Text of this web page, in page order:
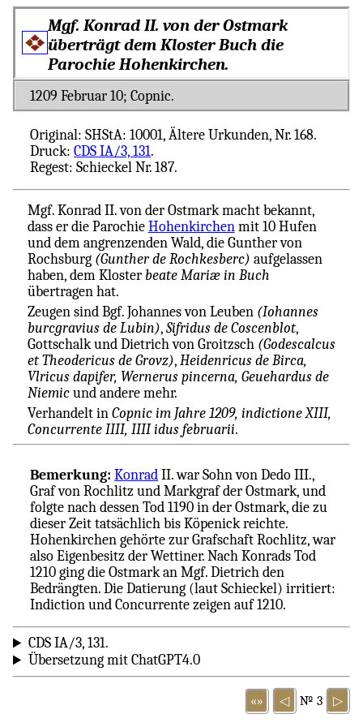
Mgf. Konrad II. von der Ostmark
überträgt dem Kloster Buch die
Parochie Hohenkirchen.
1209 Februar 10; Copnic.
Original: SHStA: 10001, Ältere Urkunden, Nr. 168.
Druck:CDS IA/3, 131.
Regest: Schieckel Nr. 187.
Mgf. Konrad II. von der Ostmark macht bekannt,
dass er die Parochie Hohenkirchen mit 10 Hufen
und dem angrenzenden Wald, die Gunther von
Rochsburg (Gunther de Rochkesberc) aufgelassen
haben, dem Kloster beate Mariæ in Buch
übertragen hat.
Zeugen sind Bgf. Johannes von Leuben (Iohannes
burcgravius de Lubin), Sifridus de Coscenblot,
Gottschalk und Dietrich von Groitzsch (Godescalcus
et Theodericus de Grovz), Heidenricus de Birca,
Vlricus dapifer, Wernerus pincerna, Geuehardus de
Niemicund andere mehr.
Verhandelt in Copnic im Jahre 1209, indictione XIII,
Concurrente IIII, IIII idus februarii.
Bemerkung: Konrad II. war Sohn von Dedo III.,
Graf von Rochlitz und Markgraf der Ostmark, und
folgte nach dessen Tod 1190 in der Ostmark, die zu
dieser Zeit tatsächlich bis Köpenick reichte.
Hohenkirchen gehörte zur Grafschaft Rochlitz, war
also Eigenbesitz der Wettiner. Nach Konrads Tod
1210 ging die Ostmark an Mgf. Dietrich den
Bedrängten. Die Datierung (laut Schieckel) irritiert:
Indiction und Concurrente zeigen auf 1210.
CDS IA/3, 131.
Übersetzung mit ChatGPT4.0
«» ◁ № 3 ▷